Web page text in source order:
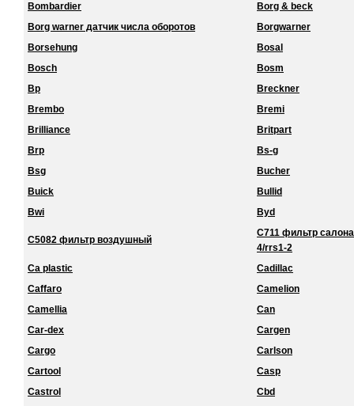
Bombardier
Borg & beck
Borg warner датчик числа оборотов
Borgwarner
Borsehung
Bosal
Bosch
Bosm
Bp
Breckner
Brembo
Bremi
Brilliance
Britpart
Brp
Bs-g
Bsg
Bucher
Buick
Bullid
Bwi
Byd
C5082 фильтр воздушный
C711 фильтр
4/rrs1-2
Ca plastic
Cadillac
Caffaro
Camelion
Camellia
Can
Car-dex
Cargen
Cargo
Carlson
Cartool
Casp
Castrol
Cbd